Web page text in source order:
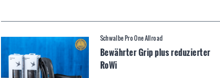
Schwalbe Pro One Allroad
Bewährter Grip plus reduzierter
RoWi